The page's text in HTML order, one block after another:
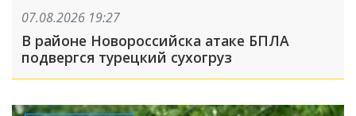
07.08.2026 19:27
В районе Новороссийска атаке БПЛА
подвергся турецкий сухогруз